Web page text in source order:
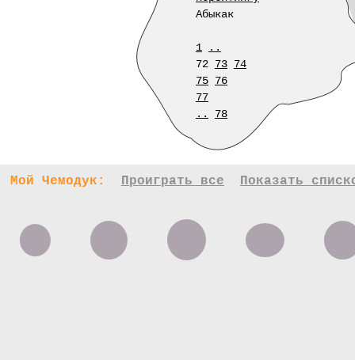
Абыкак
1
..
72 73 74
75 76
77
..
78
Мой Чемодук: Проиграть все Показать